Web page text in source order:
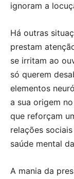
ignoram a
Há outras
prestam
se irritam ao
só querem
elementos
a sua origem
que reforçam
relações
saúde mental
A mania da